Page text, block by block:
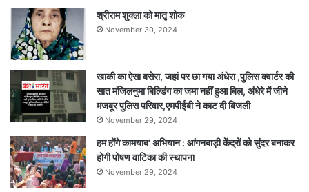
श्रीराम शुक्ला को मातृ शोक
November 30, 2024
खाकी का ऐसा बसेरा, जहां पर छा गया अंधेरा ,पुलिस क्वार्टर की
सात मंजिलनुमा बिल्डिंग का जमा नहीं हुआ बिल, अंधेरे में जीने
मजबूर पुलिस परिवार,एमपीईबी ने काट दी बिजली
November 29, 2024
हम होंगे कामयाब’ अभियान : आंगनबाड़ी केंद्रों को सुंदर बनाकर
होगी पोषण वाटिका की स्थापना
November 29, 2024